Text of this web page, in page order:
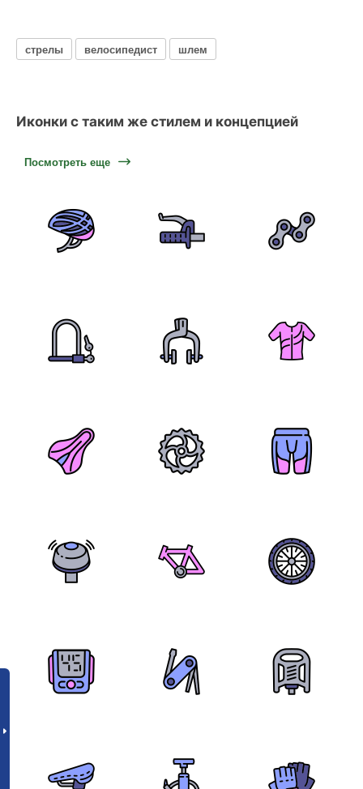
стрелы велосипедист шлем
Иконки с таким же стилем и концепцией
Посмотреть еще